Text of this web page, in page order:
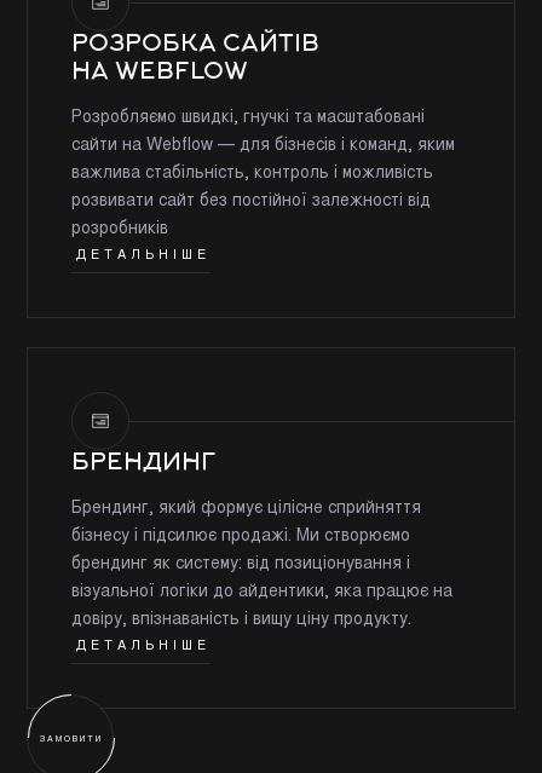
РОЗРОБКА САЙТІВ
НА WEBFLOW
Розробляємо швидкі, гнучкі та масштабовані
сайти на Webflow — для бізнесів і команд, яким
важлива стабільність, контроль і можливість
розвивати сайт без постійної залежності від
розробників
ДЕТАЛЬНІШЕ
БРЕНДИНГ
Брендинг, який формує цілісне сприйняття
бізнесу і підсилює продажі. Ми створюємо
брендинг як систему: від позиціонування і
візуальної логіки до айдентики, яка працює на
довіру, впізнаваність і вищу ціну продукту.
ДЕТАЛЬНІШЕ
ЗАМОВИТИ